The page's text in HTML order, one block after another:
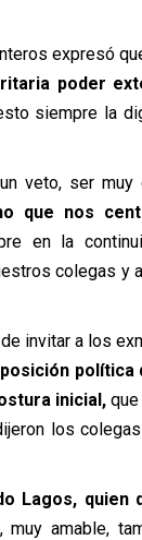
expresó
poder
siempre la
veto, ser
que nos
en la
colegas y
invitar a los
política
inicial,
los
Lagos, quien
amable,